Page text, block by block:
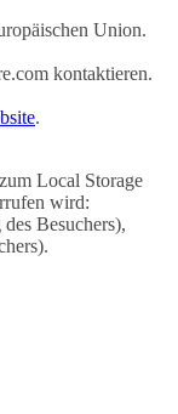
Union.
kontaktieren.
.
Local Storage
wird:
Besuchers),